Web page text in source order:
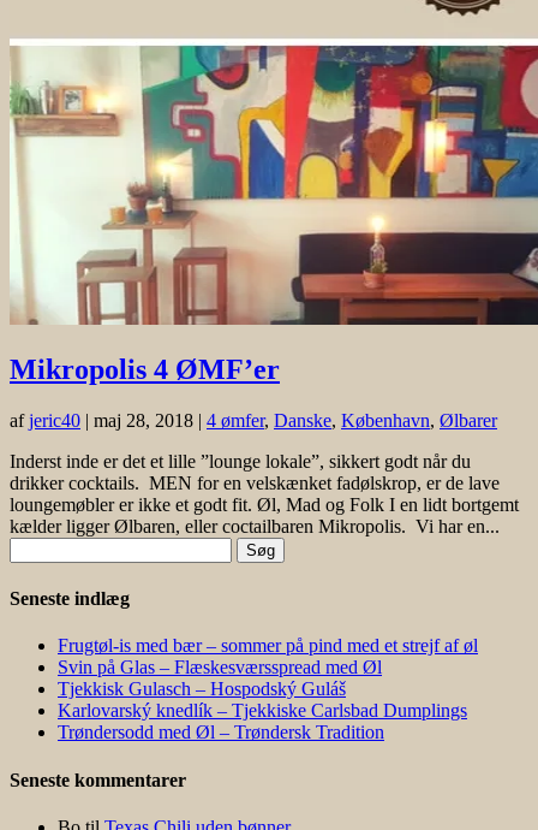
Mikropolis 4 ØMF’er
afjeric40 | maj 28, 2018 | 4 ømfer, Danske, København, Ølbarer
Inderst inde er det et lille ”lounge lokale”, sikkert godt når du
drikker cocktails. MEN for en velskænket fadølskrop, er de lave
loungemøbler er ikke et godt fit. Øl, Mad og Folk I en lidt bortgemt
kælder ligger Ølbaren, eller coctailbaren Mikropolis. Vi har en...
efter:
Seneste indlæg
Frugtøl-is med bær – sommer på pind med et strejf af øl
Svin på Glas – Flæskesværsspread med Øl
Tjekkisk Gulasch – Hospodský Guláš
Karlovarský knedlík – Tjekkiske Carlsbad Dumplings
Trøndersodd med Øl – Trøndersk Tradition
Seneste kommentarer